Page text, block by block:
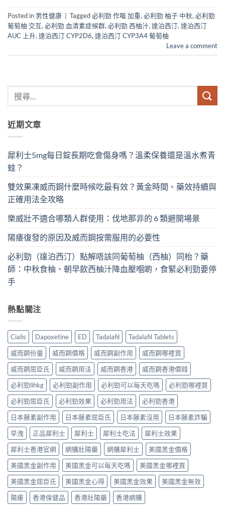
Posted in 男性健康 Tagged必利勁 作嘔 加重,必利勁 柚子 中秋,必利勁
葡萄柚 交互,必利勁 血清素症候群,必利勁 西柚汁,達泊西汀,達泊西汀
AUC 上升,達泊西汀 CYP2D6,達泊西汀 CYP3A4 葡萄柚
Leave a comment
近期文章
犀利士5mg每日錠長期吃會傷身嗎？溫柔保養還是溫水煮青
蛙？
雙效果凍威而鋼什麼時候吃最有效？黃金時間、藥效持續與
正確用法全攻略
樂威壯不適合哪類人群使用：伐地那非的 6 類避開場景
陽痿復發的原因及威而鋼按需服用的必要性
必利勁（達泊西汀）點解唔該同葡萄柚（西柚）同枱？藥
師：中秋食柚、朝早飲西柚汁降血壓嗰啲，食緊必利勁要停
手
熱點關注
Cialis Dapoxetine ED Tadalafil
Tadalafil Tablets
威而鋼份量
威而鋼價格 威而鋼副作用
威而鋼哪裡買
威而鋼屈臣氏
威而鋼用法 威而鋼香港
威而鋼香港價錢
必利勁lihkg
必利勁副作用 必利勁可以每天吃嗎
必利勁哪裡買
必利勁屈臣氏
必利勁效果 必利勁用法
必利勁香港
日本藤素副作用
日本藤素屈臣氏 日本藤素沒用
日本藤素詐騙
早洩
正品犀利士 犀利士 犀利士吃法
犀利士效果
犀利士香港官網
網購壯陽藥 網購犀利士
美國黑金價格
美國黑金副作用
美國黑金可以每天吃嗎
美國黑金哪裡買
美國黑金屈臣氏
美國黑金心得 美國黑金效果
美國黑金無效
陽痿
香港保健品 香港壯陽藥 香港網購